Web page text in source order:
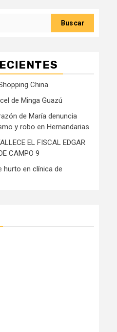
China
de Minga Guazú
de María denuncia
y robo en Hernandarias
EL FISCAL EDGAR
CAMPO 9
hurto en clínica de